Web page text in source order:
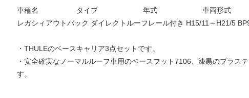
車種名 タイプ 年式 車両形式
レガシィアウトバック ダイレクトルーフレール付き H15/11～H21/5
・THULEのベースキャリア3点セットです。
・安全確実なノーマルルーフ車用のベースフット7106、漆黒のプラ
す。